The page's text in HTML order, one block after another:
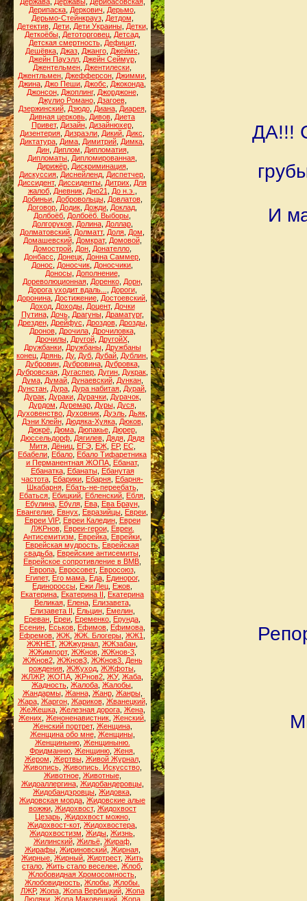
Дерипаска Деркович Дерьмо
Дерьмо-Стейнкрауз, Детдом
Детектив, Дети, Дети Украины, Детки,
Деткоёбы, Детоторговец, Детсад,
Детская смертность, Дефицит,
Дешёвка, Джаз, Джанго, Джеймс
Джейн Пауэлл, Джейн Сеймур,
Джентельмен Джентилески
Джентльмен Джефферсон Джимми
Джина Джо Пеши Джобс Джоконда
Джонсон, Джоплинг, Джорджоне,
Джулио Романо, Дзагоев,
Дзержинский, Дзюдо, Диана, Диарея,
Дивная церковь Дивов Диета
Привет, Дизайн, Дизайнюхер,
Дизентерия Дизраэли Дикий Дикс
Диктатура Дима Димитрий Димка
Дин, Диплом Дипломатия,
Дипломаты Дипломированная
Дирижёр, Дискриминация,
Дискуссия Диснейленд Диспетчер
Диссидент, Диссиденты Дитрих
Для
жалоб, Дневник, Дно21 До н.э.
Добиньи, Добровольцы, Довлатов,
Договор Додик Дожди Доклад
Долбоёб Долбоёб. Выборы
Долгоруков, Долина, Доллар,
Долматовский Долматт, Доля Дом
Домашевский, Домкрат, Домовой,
Домострой Дон Донателло
Донбасс
Донецк Донна Саммер
Донос
Доносчик Доносчики
Доносы, Дополнение,
Дореволюционная, Доренко, Дорн,
Дорога уходит вдаль...
Дороги,
Доронина Достижение Достоевский
Доход, Доходы, Доцент, Дочки
Путина, Дочь, Драгуны, Драматург,
Дрезден, Дрейфус Дроздов, Дрозды,
Дронов, Дрочила, Дрочиловка,
Дрочилы, Другой, ДругойХ,
Дружбанки, Дружбаны, Дружбаны
конец Дрянь Ду, Дуб Дубай Дублин
Дубровин, Дубровина, Дубровка,
Дубровская Дугаспер Дугин Дукрак
Дума, Думай, Дунаевский, Дункан,
Дунстан Дура Дура набитая Дурай
Дурак, Дураки, Дурачки, Дурачок,
Дурдом
Дуремар, Дуры, Дуся,
Духовенство Духовник Дуэль Дьяк
Дэни Клейн, Дюдяка-Хуяка, Дюков,
Дюкрё, Дюма, Дюпакье, Дюрер,
Дюссельдорф, Дягилев, Дядя, Дядя
Митя, Дёниц, ЕГЭ, ЕЖ, ЕР, ЕС,
Ебабели Ебало Ебало Тифаретника
и Перманентная ЖОПА, Ебанат,
Ебанатка, Ебанаты, Ебанутая
частота Ебарики Ебарня Ебарня-
Шкабарня, Ебать-не-переебать,
Ебаться Ебицкий Ебленский Ебля
Ебулина, Ебуля, Ева, Ева Браун,
Евангелие Евнух Евразийцы Евреи
Евреи VIP, Евреи Каледин, Евреи
ЛЖРнов, Евреи-герои, Евреи.
Антисемитизм
Еврейка, Еврейки,
Еврейская мудрость Еврейская
свадьба Еврейские антисемиты
Еврейское сопротивление в ВМВ
Европа, Евросовет, Евросоюз,
Египет, Его мама, Еда, Единорог,
Единороссы Ежи Лец Ежов
Екатерина Екатерина II
Екатерина
Великая, Елена, Елизавета,
Елизавета II
Ельцин, Емелин,
Ереван Ереи Еременко Ерунда
Есенин Еськов Ефимов Ефимова
Ефремов ЖЖ ЖЖ. Блогеры ЖЖ1
ЖЖНЕТ, ЖЖжурнал ЖЖзабан
ЖЖимпорт, ЖЖнов, ЖЖнов-3,
ЖЖнов2, ЖЖнов3, ЖЖнов3. День
рождения ЖЖуход ЖЖфоты
ЖЛЖР, ЖОПА ЖРнов2 ЖУ, Жаба
Жадность Жалоба Жалобы
Жандармы, Жанна, Жанр, Жанры,
Жара, Жаргон, Жариков, Жванецкий,
ЖеЖешка, Железная дорога, Жена,
Жених Женоненавистник Женский
Женский портрет, Женщина,
Женщина обо мне, Женщины,
Женщиныню, Женщиныню.
Фридманню Женщиню Женя
Жером Жертвы, Живой Журнал,
Живопись, Живопись. Искусство,
Животное, Животные,
Жидоаллергина, Жидобандеровцы,
Жидобандэровцы Жидовка
Жидовская морда Жидовские алые
вожжи, Жидохвост, Жидохвост
Цезарь, Жидохвост можно,
Жидохвост-кот, Жидохвостера
Жидохвостизм Жиды Жизнь
Жилинский, Жильё, Жираф,
Жирафы, Жириновский, Жирная,
Жирные Жирный Жиртрест, Жить
стало Жить стало веселее Жлоб
Жлобовидная Хромосомность
Жлобовидность Жлобы Жлобы.
ЛЖР, Жопа, Жопа Вербицкий, Жопа
Люляки Жопа Маковецкий Жопа
ДА!!!
И